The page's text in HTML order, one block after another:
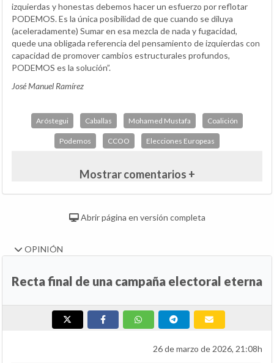
izquierdas y honestas debemos hacer un esfuerzo por reflotar
PODEMOS. Es la única posibilidad de que cuando se diluya
(aceleradamente) Sumar en esa mezcla de nada y fugacidad,
quede una obligada referencia del pensamiento de izquierdas con
capacidad de promover cambios estructurales profundos,
PODEMOS es la solución”.
José Manuel Ramírez
Aróstegui Caballas Mohamed Mustafa Coalición
Podemos CCOO Elecciones Europeas
Mostrar comentarios +
Abrir página en versión completa
OPINIÓN
Recta final de una campaña electoral eterna
26 de marzo de 2026, 21:08h